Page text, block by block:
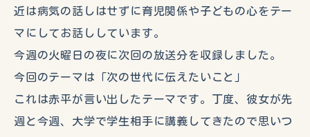
近は病気の話しはせずに育児関係や子どもの心をテー
マにしてお話ししています。
今週の火曜日の夜に次回の放送分を収録しました。
今回のテーマは「次の世代に伝えたいこと」
これは赤平が言い出したテーマです。丁度、彼女が先
週と今週、大学で学生相手に講義してきたので思いつ